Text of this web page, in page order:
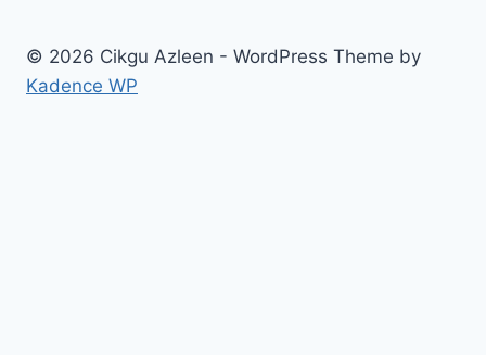
© 2026 Cikgu Azleen - WordPress Theme by
Kadence WP